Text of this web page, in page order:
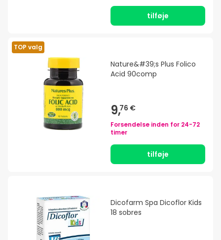
tilføje
TOP valg
Nature&#39;s Plus Folico
Acid 90comp
9,76 €
Forsendelse inden for 24-72
timer
tilføje
Dicofarm Spa Dicoflor Kids
18 sobres